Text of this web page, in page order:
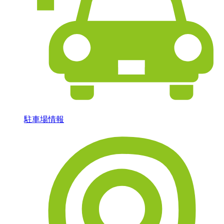
駐車場情報